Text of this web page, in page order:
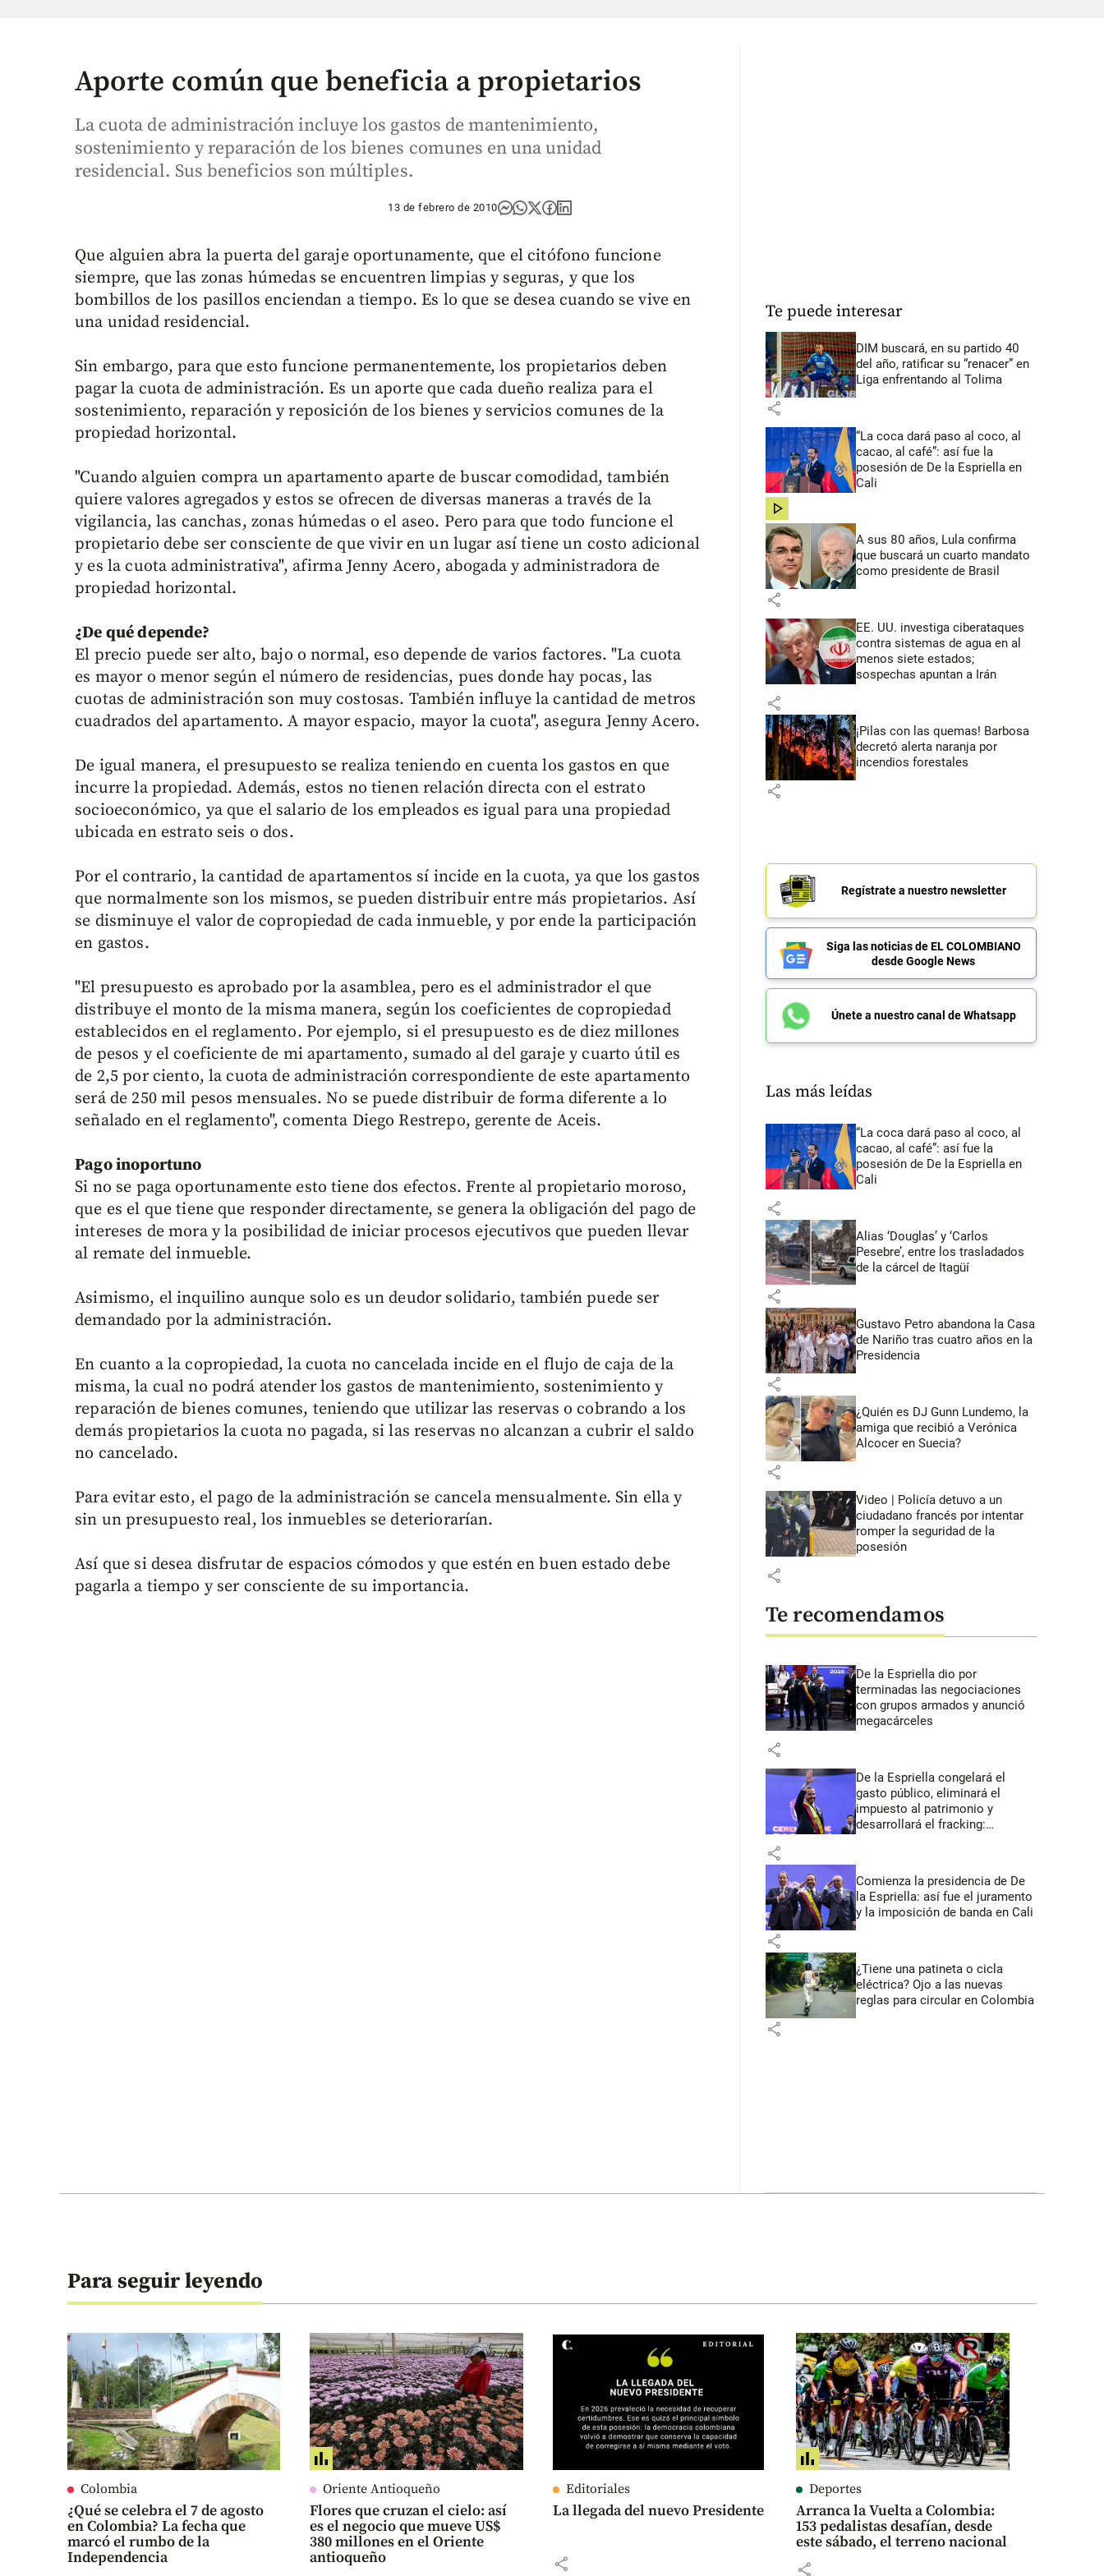
Aporte común que beneficia a propietarios
La cuota de administración incluye los gastos de mantenimiento,
sostenimiento y reparación de los bienes comunes en una unidad
residencial. Sus beneficios son múltiples.
13 de febrero de 2010
Que alguien abra la puerta del garaje oportunamente, que el citófono funcione
siempre, que las zonas húmedas se encuentren limpias y seguras, y que los
bombillos de los pasillos enciendan a tiempo. Es lo que se desea cuando se vive en
una unidad residencial.
Sin embargo, para que esto funcione permanentemente, los propietarios deben
pagar la cuota de administración. Es un aporte que cada dueño realiza para el
sostenimiento, reparación y reposición de los bienes y servicios comunes de la
propiedad horizontal.
"Cuando alguien compra un apartamento aparte de buscar comodidad, también
quiere valores agregados y estos se ofrecen de diversas maneras a través de la
vigilancia, las canchas, zonas húmedas o el aseo. Pero para que todo funcione el
propietario debe ser consciente de que vivir en un lugar así tiene un costo adicional
y es la cuota administrativa", afirma Jenny Acero, abogada y administradora de
propiedad horizontal.
¿De qué depende?
El precio puede ser alto, bajo o normal, eso depende de varios factores. "La cuota
es mayor o menor según el número de residencias, pues donde hay pocas, las
cuotas de administración son muy costosas. También influye la cantidad de metros
cuadrados del apartamento. A mayor espacio, mayor la cuota", asegura Jenny Acero.
De igual manera, el presupuesto se realiza teniendo en cuenta los gastos en que
incurre la propiedad. Además, estos no tienen relación directa con el estrato
socioeconómico, ya que el salario de los empleados es igual para una propiedad
ubicada en estrato seis o dos.
Por el contrario, la cantidad de apartamentos sí incide en la cuota, ya que los gastos
que normalmente son los mismos, se pueden distribuir entre más propietarios. Así
se disminuye el valor de copropiedad de cada inmueble, y por ende la participación
en gastos.
"El presupuesto es aprobado por la asamblea, pero es el administrador el que
distribuye el monto de la misma manera, según los coeficientes de copropiedad
establecidos en el reglamento. Por ejemplo, si el presupuesto es de diez millones
de pesos y el coeficiente de mi apartamento, sumado al del garaje y cuarto útil es
de 2,5 por ciento, la cuota de administración correspondiente de este apartamento
será de 250 mil pesos mensuales. No se puede distribuir de forma diferente a lo
señalado en el reglamento", comenta Diego Restrepo, gerente de Aceis.
Pago inoportuno
Si no se paga oportunamente esto tiene dos efectos. Frente al propietario moroso,
que es el que tiene que responder directamente, se genera la obligación del pago de
intereses de mora y la posibilidad de iniciar procesos ejecutivos que pueden llevar
al remate del inmueble.
Asimismo, el inquilino aunque solo es un deudor solidario, también puede ser
demandado por la administración.
En cuanto a la copropiedad, la cuota no cancelada incide en el flujo de caja de la
misma, la cual no podrá atender los gastos de mantenimiento, sostenimiento y
reparación de bienes comunes, teniendo que utilizar las reservas o cobrando a los
demás propietarios la cuota no pagada, si las reservas no alcanzan a cubrir el saldo
no cancelado.
Para evitar esto, el pago de la administración se cancela mensualmente. Sin ella y
sin un presupuesto real, los inmuebles se deteriorarían.
Así que si desea disfrutar de espacios cómodos y que estén en buen estado debe
pagarla a tiempo y ser consciente de su importancia.
Te puede interesar
DIM buscará, en su partido 40
del año, ratificar su “renacer” en
Liga enfrentando al Tolima
share
“La coca dará paso al coco, al
cacao, al café”: así fue la
posesión de De la Espriella en
Cali
share
A sus 80 años, Lula confirma
que buscará un cuarto mandato
como presidente de Brasil
share
EE. UU. investiga ciberataques
contra sistemas de agua en al
menos siete estados;
sospechas apuntan a Irán
share
¡Pilas con las quemas! Barbosa
decretó alerta naranja por
incendios forestales
share
Regístrate a nuestro newsletter
Siga las noticias de EL COLOMBIANO
desde Google News
Únete a nuestro canal de Whatsapp
Las más leídas
“La coca dará paso al coco, al
cacao, al café”: así fue la
posesión de De la Espriella en
Cali
share
Alias ‘Douglas’ y ‘Carlos
Pesebre’, entre los trasladados
de la cárcel de Itagüí
share
Gustavo Petro abandona la Casa
de Nariño tras cuatro años en la
Presidencia
share
¿Quién es DJ Gunn Lundemo, la
amiga que recibió a Verónica
Alcocer en Suecia?
share
Video | Policía detuvo a un
ciudadano francés por intentar
romper la seguridad de la
posesión
share
Te recomendamos
De la Espriella dio por
terminadas las negociaciones
con grupos armados y anunció
megacárceles
share
De la Espriella congelará el
gasto público, eliminará el
impuesto al patrimonio y
desarrollará el fracking:
share
Comienza la presidencia de De
la Espriella: así fue el juramento
y la imposición de banda en Cali
share
¿Tiene una patineta o cicla
eléctrica? Ojo a las nuevas
reglas para circular en Colombia
share
Para seguir leyendo
Colombia
¿Qué se celebra el 7 de agosto
en Colombia? La fecha que
marcó el rumbo de la
Independencia
Oriente Antioqueño
Flores que cruzan el cielo: así
es el negocio que mueve US$
380 millones en el Oriente
antioqueño
Editoriales
La llegada del nuevo Presidente
share
Deportes
Arranca la Vuelta a Colombia:
153 pedalistas desafían, desde
este sábado, el terreno nacional
share